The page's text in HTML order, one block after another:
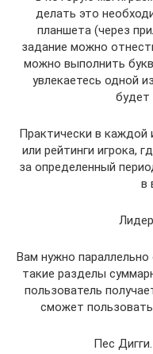
делать это
планшета (через
задание можно
можно выполнить
увлекаетесь одной
будет
Практически в каждой
или рейтинги игрока,
за определенный
в
Вам нужно параллельно
такие разделы
пользователь
сможет
Пес